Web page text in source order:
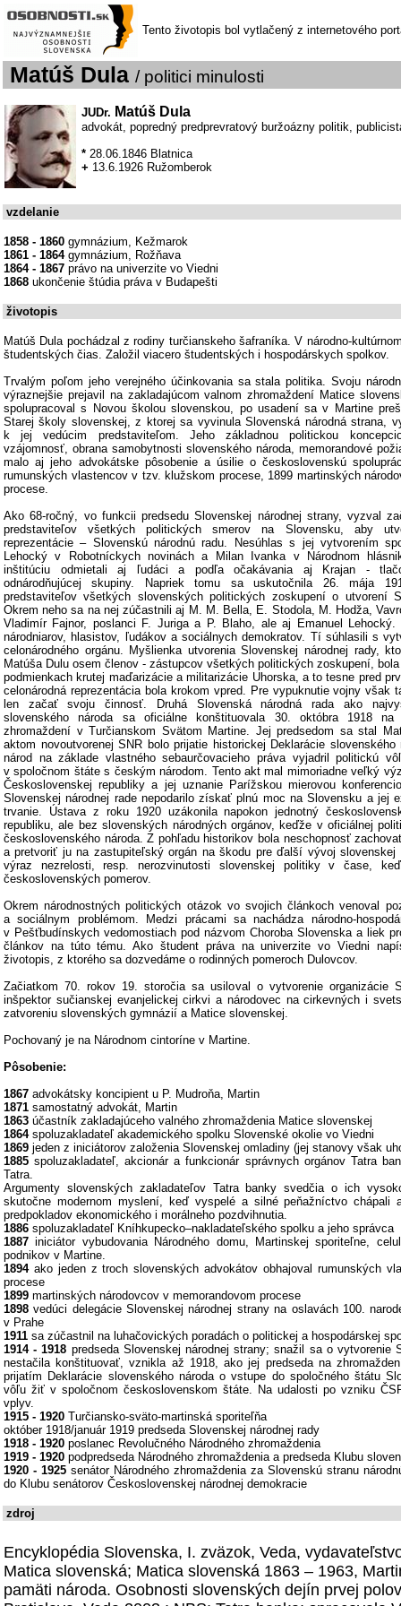
Tento životopis bol vytlačený z internetového
Matúš Dula / politici minulosti
JUDr. Matúš Dula
advokát, popredný predprevratový buržoázny politik,
* 28.06.1846 Blatnica
+ 13.6.1926 Ružomberok
vzdelanie
1858 - 1860 gymnázium, Kežmarok
1861 - 1864gymnázium, Rožňava
1864 - 1867 právo na univerzite vo Viedni
1868 ukončenie štúdia práva v Budapešti
životopis
Matúš Dula pochádzal z rodiny turčianskeho šafraníka. V národno-
študentských čias. Založil viacero študentských i hospodárskych spolkov.
Trvalým poľom jeho verejného účinkovania sa stala politika. Svoju
výraznejšie prejavil na zakladajúcom valnom zhromaždení Matice
spolupracoval s Novou školou slovenskou, po usadení sa v Martine
Starej školy slovenskej, z ktorej sa vyvinula Slovenská národná strana,
k jej vedúcim predstaviteľom. Jeho základnou politickou
vzájomnosť, obrana samobytnosti slovenského národa, memorandové
malo aj jeho advokátske pôsobenie a úsilie o československú
rumunských vlastencov v tzv. klužskom procese, 1899 martinských
procese.
Ako 68-ročný, vo funkcii predsedu Slovenskej národnej strany, vyzval
predstaviteľov všetkých politických smerov na Slovensku, aby
reprezentácie – Slovenskú národnú radu. Nesúhlas s jej vytvorením
Lehocký v Robotníckych novinách a Milan Ivanka v Národnom
inštitúciu odmietali aj ľudáci a podľa očakávania aj Krajan -
odnárodňujúcej skupiny. Napriek tomu sa uskutočnila 26. mája
predstaviteľov všetkých slovenských politických zoskupení o utvorení
Okrem neho sa na nej zúčastnili aj M. M. Bella, E. Stodola, M. Hodža,
Vladimír Fajnor, poslanci F. Juriga a P. Blaho, ale aj Emanuel
národniarov, hlasistov, ľudákov a sociálnych demokratov. Tí súhlasili s
celonárodného orgánu. Myšlienka utvorenia Slovenskej národnej rady,
Matúša Dulu osem členov - zástupcov všetkých politických zoskupení,
podmienkach krutej maďarizácie a militarizácie Uhorska, a to tesne pred
celonárodná reprezentácia bola krokom vpred. Pre vypuknutie vojny však
len začať svoju činnosť. Druhá Slovenská národná rada ako
slovenského národa sa oficiálne konštituovala 30. októbra 1918 na
zhromaždení v Turčianskom Svätom Martine. Jej predsedom sa stal
aktom novoutvorenej SNR bolo prijatie historickej Deklarácie
národ na základe vlastného sebaurčovacieho práva vyjadril politickú
v spoločnom štáte s českým národom. Tento akt mal mimoriadne veľký
Československej republiky a jej uznanie Parížskou mierovou
Slovenskej národnej rade nepodarilo získať plnú moc na Slovensku a jej
trvanie. Ústava z roku 1920 uzákonila napokon jednotný
republiku, ale bez slovenských národných orgánov, keďže v oficiálnej
československého národa. Z pohľadu historikov bola neschopnosť
a pretvoriť ju na zastupiteľský orgán na škodu pre ďalší vývoj
výraz nezrelosti, resp. nerozvinutosti slovenskej politiky v čase,
československých pomerov.
Okrem národnostných politických otázok vo svojich článkoch venoval
a sociálnym problémom. Medzi prácami sa nachádza národno-
v Pešťbudínskych vedomostiach pod názvom Choroba Slovenska a liek
článkov na túto tému. Ako študent práva na univerzite vo Viedni
životopis, z ktorého sa dozvedáme o rodinných pomeroch Dulovcov.
Začiatkom 70. rokov 19. storočia sa usiloval o vytvorenie organizácie
inšpektor sučianskej evanjelickej cirkvi a národovec na cirkevných i
zatvoreniu slovenských gymnázií a Matice slovenskej.
Pochovaný je na Národnom cintoríne v Martine.
Pôsobenie:
1867 advokátsky koncipient u P. Mudroňa, Martin
1871 samostatný advokát, Martin
1863 účastník zakladajúceho valného zhromaždenia Matice slovenskej
1864spoluzakladateľ akademického spolku Slovenské okolie vo Viedni
1869 jeden z iniciátorov založenia Slovenskej omladiny (jej stanovy však
1885 spoluzakladateľ, akcionár a funkcionár správnych orgánov Tatra
Tatra.
Argumenty slovenských zakladateľov Tatra banky svedčia o ich
skutočne modernom myslení, keď vyspelé a silné peňažníctvo chápali
predpokladov ekonomického i morálneho pozdvihnutia.
1886 spoluzakladateľ Kníhkupecko–nakladateľského spolku a jeho správca
1887 iniciátor vybudovania Národného domu, Martinskej sporiteľne,
podnikov v Martine.
1894ako jeden z troch slovenských advokátov obhajoval rumunských
procese
1899 martinských národovcov v memorandovom procese
1898 vedúci delegácie Slovenskej národnej strany na oslavách 100.
v Prahe
1911 sa zúčastnil na luhačovických poradách o politickej a hospodárskej
1914 - 1918 predseda Slovenskej národnej strany; snažil sa o vytvorenie
nestačila konštituovať, vznikla až 1918, ako jej predseda na
prijatím Deklarácie slovenského národa o vstupe do spoločného štátu
vôľu žiť v spoločnom československom štáte. Na udalosti po vzniku
vplyv.
1915 - 1920 Turčiansko-sväto-martinská sporiteľňa
október 1918/január 1919 predseda Slovenskej národnej rady
1918 - 1920 poslanec Revolučného Národného zhromaždenia
1919 - 1920 podpredseda Národného zhromaždenia a predseda Klubu
1920 - 1925 senátor Národného zhromaždenia za Slovenskú stranu
do Klubu senátorov Československej národnej demokracie
zdroj
Encyklopédia Slovenska, I. zväzok, Veda,
Matica slovenská; Matica slovenská 1863 – 1963,
pamäti národa. Osobnosti slovenských dejín prvej